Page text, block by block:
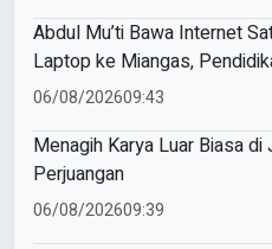
Abdul Mu’ti Bawa Internet
Laptop ke Miangas,
Negeri Makin Digital
06/08/202609:43
Menagih Karya Luar Biasa di
Perjuangan
06/08/202609:39